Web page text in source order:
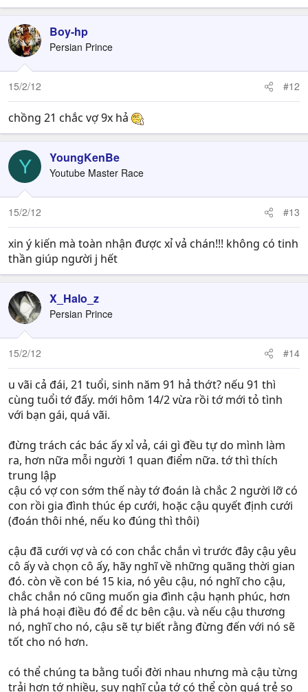
Boy-hp
Persian Prince
15/2/12 #12
chồng 21 chắc vợ 9x hả
Y YoungKenBe
Youtube Master Race
15/2/12 #13
xin ý kiến mà toàn nhận được xỉ vả chán!!! không có tinh
thần giúp người j hết
X_Halo_z
Persian Prince
15/2/12 #14
u vãi cả đái, 21 tuổi, sinh năm 91 hả thớt? nếu 91 thì
cùng tuổi tớ đấy. mới hôm 14/2 vừa rồi tớ mới tỏ tình
với bạn gái, quá vãi.
đừng trách các bác ấy xỉ vả, cái gì đều tự do mình làm
ra, hơn nữa mỗi người 1 quan điểm nữa. tớ thì thích
trung lập
cậu có vợ con sớm thế này tớ đoán là chắc 2 người lỡ có
con rồi gia đình thúc ép cưới, hoặc cậu quyết định cưới
(đoán thôi nhé, nếu ko đúng thì thôi)
cậu đã cưới vợ và có con chắc chắn vì trước đây cậu yêu
cô ấy và chọn cô ấy, hãy nghĩ về những quãng thời gian
đó. còn về con bé 15 kia, nó yêu cậu, nó nghĩ cho cậu,
chắc chắn nó cũng muốn gia đình cậu hạnh phúc, hơn
là phá hoại điều đó để dc bên cậu. và nếu cậu thương
nó, nghĩ cho nó, cậu sẽ tự biết rằng đừng đến với nó sẽ
tốt cho nó hơn.
có thể chúng ta bằng tuổi đời nhau nhưng mà cậu từng
trải hơn tớ nhiều, suy nghĩ của tớ có thể còn quá trẻ so